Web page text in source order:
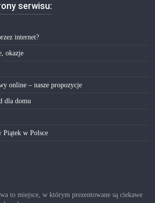
serwisu:
internet?
okazje
online – nasze propozycje
dla domu
Piątek w Polsce
to miejsce, w którym prezentowane są ciekawe